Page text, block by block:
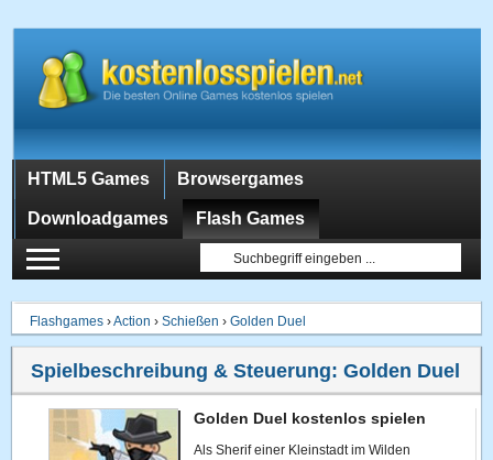
HTML5 Games Browsergames
Downloadgames Flash Games
Flashgames ›Action ›Schießen ›Golden Duel
Spielbeschreibung & Steuerung:Golden Duel
Golden Duel kostenlos spielen
Als Sherif einer Kleinstadt im Wilden